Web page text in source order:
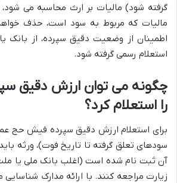
گرفته شود) مالیات بر ارث محاسبه می
مالیات که مربوط به سود است، حذف
اطمینان از وضعیت دقیق سپرده، از بانک
استعلام رسمی گرفته شود.
چگونه می توان ارزش دقیق
را استعلام کرد؟
برای استعلام ارزش دقیق سپرده فیش حج
سودهای تعلق گرفته تا تاریخ فوت)، ورثه
آن ثبت نام شده است (اغلب بانک ملی یا
زیارت مراجعه کنند. با ارائه مدارک شناسایی